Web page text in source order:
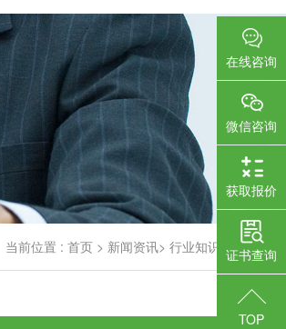
当前位置 : 首页 > 新闻资讯> 行业知识
在线咨询
微信咨询
获取报价
证书查询
TOP